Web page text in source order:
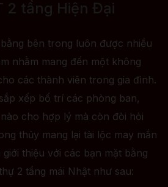
2 tầng Hiện Đại
bên trong luôn được nhiều
nhằm mang đến một không
các thành viên trong gia đình.
xếp bố trí các phòng ban,
cho hợp lý mà còn đòi hỏi
thủy mang lại tài lộc may mắn
giới thiệu với các bạn mặt bằng
2 tầng mái Nhật như sau: